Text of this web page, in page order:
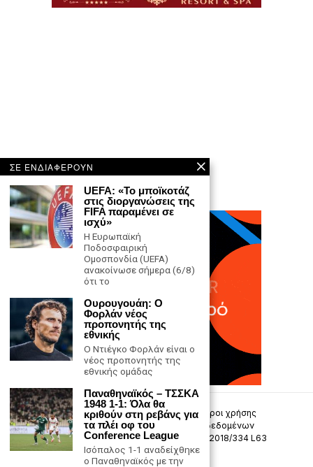
Επικοινωνία Πολιτική Απορρήτου
Όροι χρήσης
Πολιτική προστασίας προσωπικών δεδομένων
Δήλωση συμμόρφωσης -σύσταση (ΕΕ) 2018/334 L63
ΣΕ ΕΝΔΙΑΦΕΡΟΥΝ
UEFA: «Το μποϊκοτάζ
στις διοργανώσεις της
FIFA παραμένει σε
ισχύ»
Η Ευρωπαϊκή
Ποδοσφαιρική
Ομοσπονδία (UEFA)
ανακοίνωσε σήμερα (6/8)
ότι το
Ουρουγουάη: Ο
Φορλάν νέος
προπονητής της
εθνικής
Ο Ντιέγκο Φορλάν είναι ο
νέος προπονητής της
εθνικής ομάδας
Παναθηναϊκός – ΤΣΣΚΑ
1948 1-1: Όλα θα
κριθούν στη ρεβάνς για
τα πλέι οφ του
Conference League
Ισόπαλος 1-1 αναδείχθηκε
ο Παναθηναϊκός με την